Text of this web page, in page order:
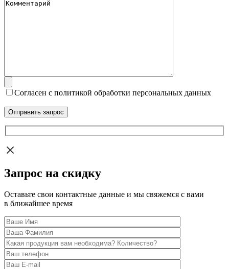
Согласен с политикой обработки персональных данных
Запрос на скидку
Оставьте свои контактные данные и мы свяжемся с вами
в ближайшее время